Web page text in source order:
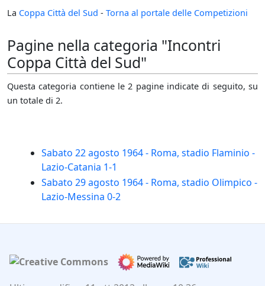
La Coppa Città del Sud - Torna al portale delle Competizioni
Pagine nella categoria "Incontri
Coppa Città del Sud"
Questa categoria contiene le 2 pagine indicate di seguito, su
un totale di 2.
Sabato 22 agosto 1964 - Roma, stadio Flaminio -
Lazio-Catania 1-1
Sabato 29 agosto 1964 - Roma, stadio Olimpico -
Lazio-Messina 0-2